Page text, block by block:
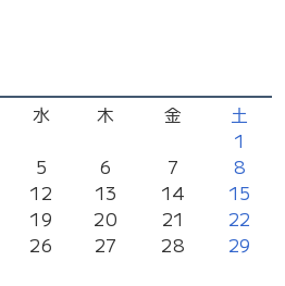
水 木 金
土
1
5 6 7
8
12 13 14
15
19 20 21
22
26 27 28
29